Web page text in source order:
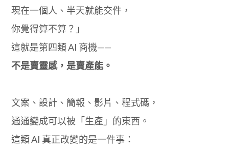
現在一個人、半天就能交件，
你覺得算不算？」
這就是第四類 AI 商機——
不是賣靈感，是賣產能。
文案、設計、簡報、影片、程式碼，
通通變成可以被「生產」的東西。
這類 AI 真正改變的是一件事：